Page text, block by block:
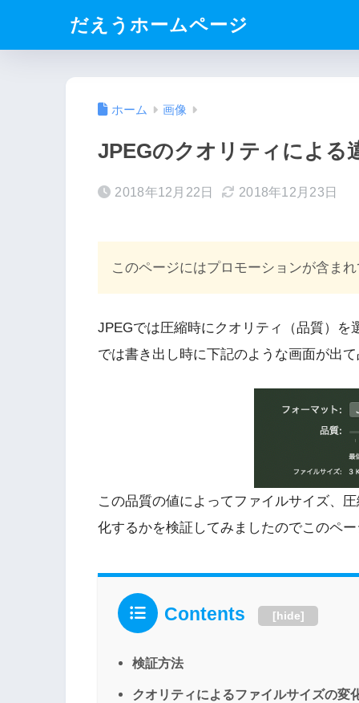
だえうホームページ
ホーム 画像
JPEGのクオリティによる
2018年12月22日 2018年12月23日
このページにはプロモーションが含ま
JPEGでは圧縮時にクオリティ（品質）
では書き出し時に下記のような画面が出
この品質の値によってファイルサイズ、
化するかを検証してみましたのでこのペ
Contents [hide]
検証方法
クオリティによるファイルサイズの変